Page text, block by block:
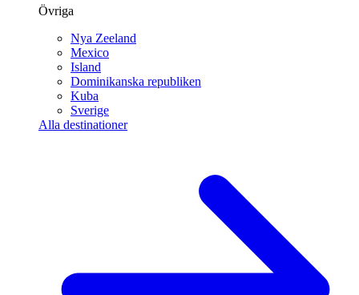
Övriga
Nya Zeeland
Mexico
Island
Dominikanska republiken
Kuba
Sverige
Alla destinationer